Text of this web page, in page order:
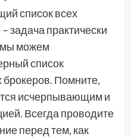
список всех
задача практически
можем
список
Помните,
исчерпывающим и
Всегда проводите
перед тем, как